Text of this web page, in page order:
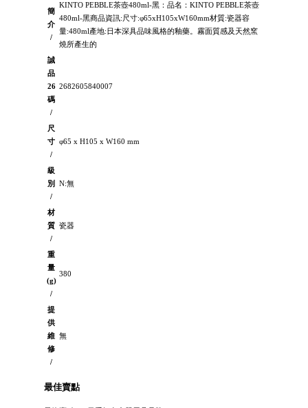
簡
介
/
KINTO PEBBLE茶壺480ml-黑：品名：KINTO PEBBLE茶壺
480ml-黑商品資訊:尺寸:φ65xH105xW160mm材質:瓷器容
量:480ml產地:日本深具品味風格的釉藥。霧面質感及天然窯
燒所產生的
誠
品
26
碼
/
2682605840007
尺
寸
/
φ65 x H105 x W160 mm
級
別
/
N:無
材
質
/
瓷器
重
量
(g)
/
380
提
供
維
修
/
無
最佳賣點